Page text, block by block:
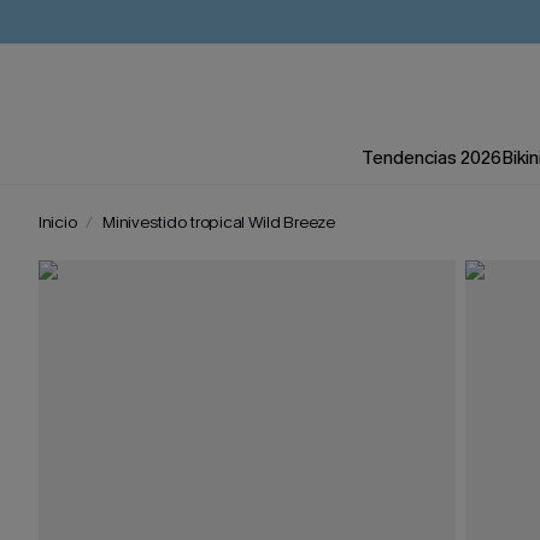
Tendencias 2026
Inicio Minivestido tropical Wild Breeze